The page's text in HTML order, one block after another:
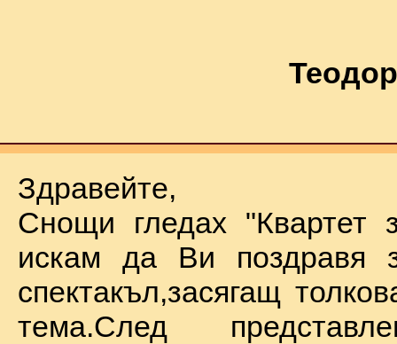
Здравейте,
Снощи гледах "Квартет
искам да Ви поздравя
спектакъл,засягащ
тема.След